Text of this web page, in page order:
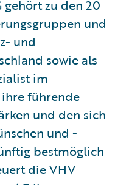
gehört zu den 20
und
und
sowie als
im
führende
und den sich
und -
bestmöglich
die VHV